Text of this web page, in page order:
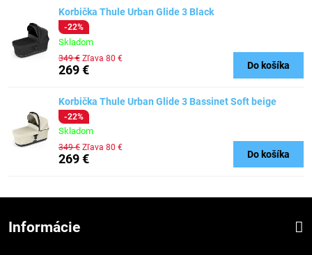
Korbička Thule Urban Glide 3 Black
-22%
Skladom
269 €
349 € Zľava 80 €
Do košíka
Korbička Thule Urban Glide 3 Bassinet Soft beige
-22%
Skladom
269 €
349 € Zľava 80 €
Do košíka
Informácie